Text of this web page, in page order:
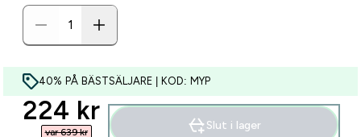
40% PÅ BÄSTSÄLJARE | KOD: MYP
discounted price
224 kr‎
var 639 kr‎
Slut i lager